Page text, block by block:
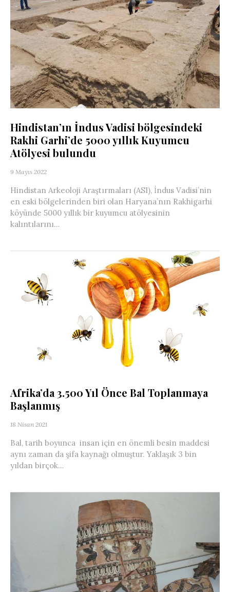
Hindistan’ın İndus Vadisi bölgesindeki
Rakhi Garhi’de 5000 yıllık Kuyumcu
Atölyesi bulundu
9 Mayıs 2022
Hindistan Arkeoloji Araştırmaları (ASI), İndus Vadisi’nin
en eski bölgelerinden biri olan Haryana’nın Rakhigarhi
köyünde 5000 yıllık bir kuyumcu atölyesinin
kalıntılarını...
Afrika’da 3.500 Yıl Önce Bal Toplanmaya
Başlanmış
18 Nisan 2021
Bal, tarih boyunca insan için en önemli besin maddesi
aynı zaman da şifa kaynağı olmuştur. Yaklaşık 3 bin
yıldan birçok...